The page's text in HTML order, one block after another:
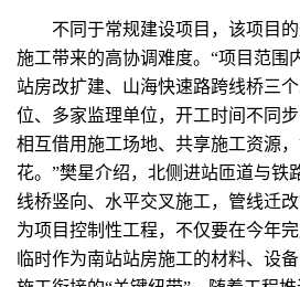
不同于常规建设项目，该项目的
施工带来的高协调难度。“项目范围
站房改扩建、山海快速路跨线桥三
位、多家监理单位，开工时间不同
相互借用施工场地、共享施工资源
花。”樊星介绍，北侧进站匝道与铁
线桥竖向、水平交叉施工，管线迁
为项目控制性工程，不仅要在今年
临时作为南站站房施工的材料、设